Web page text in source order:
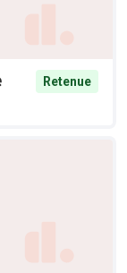
Retenue